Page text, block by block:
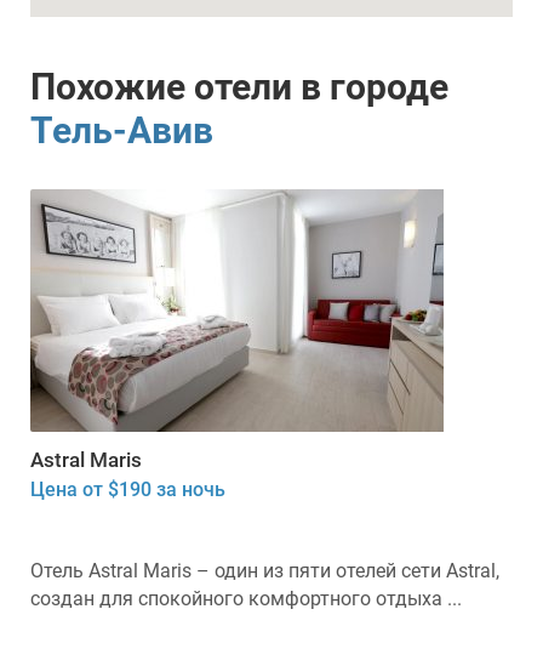
Похожие отели в городе
Тель-Авив
Astral Maris
Цена от $190 за ночь
Отель Astral Maris – один из пяти отелей сети Astral,
создан для спокойного комфортного отдыха ...